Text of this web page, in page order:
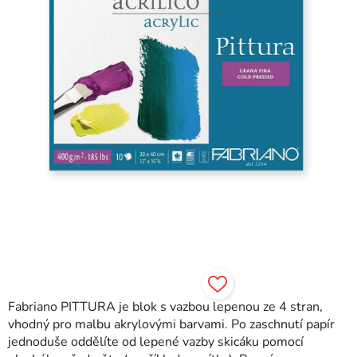
Fabriano PITTURA je blok s vazbou lepenou ze 4 stran,
vhodný pro malbu akrylovými barvami. Po zaschnutí papír
jednoduše oddělíte od lepené vazby skicáku pomocí